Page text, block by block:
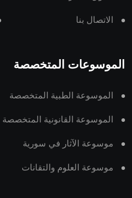
الاتصال بنا
الموسوعات المتخصصة
الموسوعة الطبية المتخصصة
الموسوعة القانونية المتخصصة
موسوعة الآثار في سورية
موسوعة العلوم والتقانات